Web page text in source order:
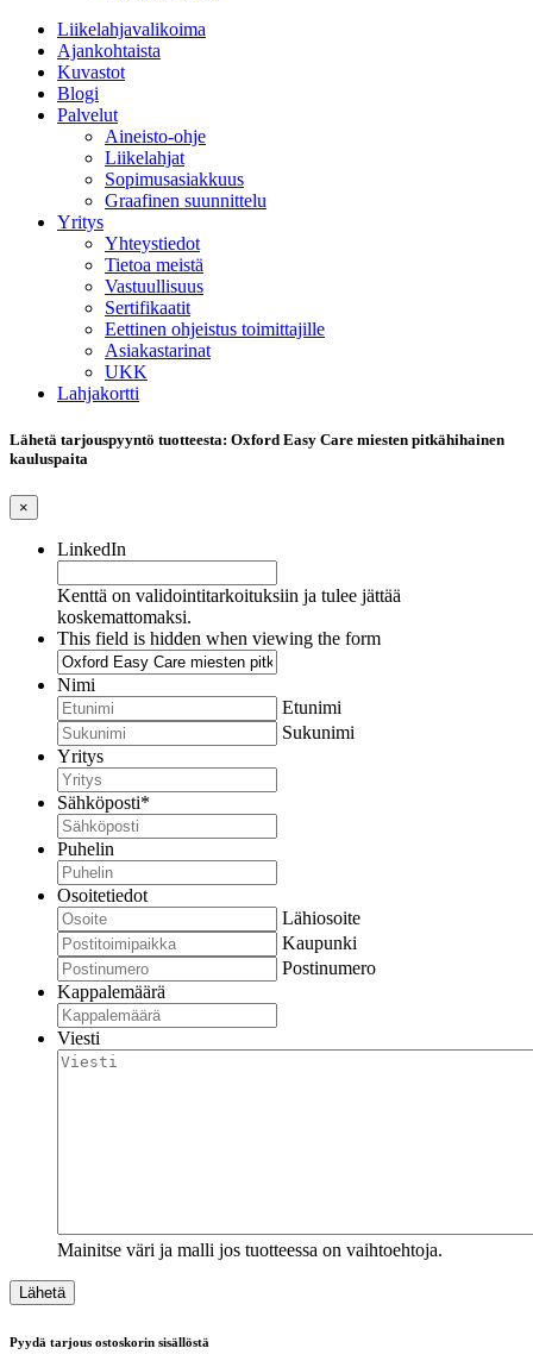
Liikelahjavalikoima
Ajankohtaista
Kuvastot
Blogi
Palvelut
Aineisto-ohje
Liikelahjat
Sopimusasiakkuus
Graafinen suunnittelu
Yritys
Yhteystiedot
Tietoa meistä
Vastuullisuus
Sertifikaatit
Eettinen ohjeistus toimittajille
Asiakastarinat
UKK
Lahjakortti
Lähetä tarjouspyyntö tuotteesta: Oxford Easy Care miesten pitkähihainen
kauluspaita
×
LinkedIn
Kenttä on validointitarkoituksiin ja tulee jättää
koskemattomaksi.
This field is hidden when viewing the form
Nimi
Etunimi
Sukunimi
Yritys
Sähköposti*
Puhelin
Osoitetiedot
Lähiosoite
Kaupunki
Postinumero
Kappalemäärä
Viesti
Mainitse väri ja malli jos tuotteessa on vaihtoehtoja.
Pyydä tarjous ostoskorin sisällöstä